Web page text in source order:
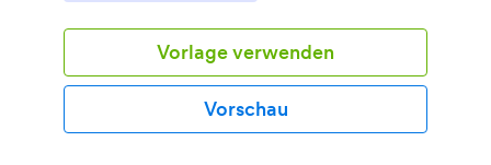
Vorlage verwenden
Vorschau